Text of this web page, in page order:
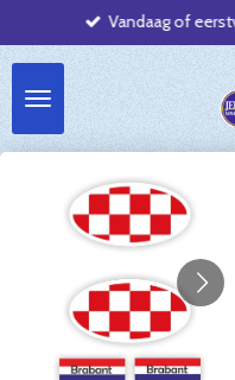
direct
de
hoofdinhoud
Vandaag of